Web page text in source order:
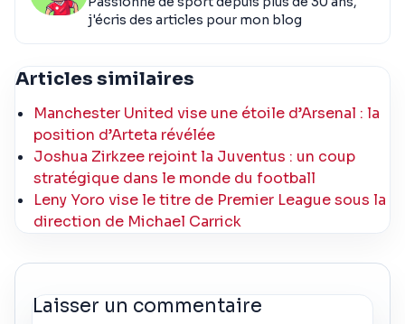
j'écris des articles pour mon blog
Articles similaires
Manchester United vise une étoile d’Arsenal : la
position d’Arteta révélée
Joshua Zirkzee rejoint la Juventus : un coup
stratégique dans le monde du football
Leny Yoro vise le titre de Premier League sous la
direction de Michael Carrick
Laisser un commentaire